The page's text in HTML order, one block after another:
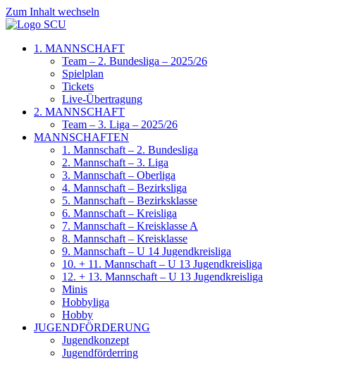
Zum Inhalt wechseln
1. MANNSCHAFT
Team – 2. Bundesliga – 2025/26
Spielplan
Tickets
Live-Übertragung
2. MANNSCHAFT
Team – 3. Liga – 2025/26
MANNSCHAFTEN
1. Mannschaft – 2. Bundesliga
2. Mannschaft – 3. Liga
3. Mannschaft – Oberliga
4. Mannschaft – Bezirksliga
5. Mannschaft – Bezirksklasse
6. Mannschaft – Kreisliga
7. Mannschaft – Kreisklasse A
8. Mannschaft – Kreisklasse
9. Mannschaft – U 14 Jugendkreisliga
10. + 11. Mannschaft – U 13 Jugendkreisliga
12. + 13. Mannschaft – U 13 Jugendkreisliga
Minis
Hobbyliga
Hobby
JUGENDFÖRDERUNG
Jugendkonzept
Jugendförderring